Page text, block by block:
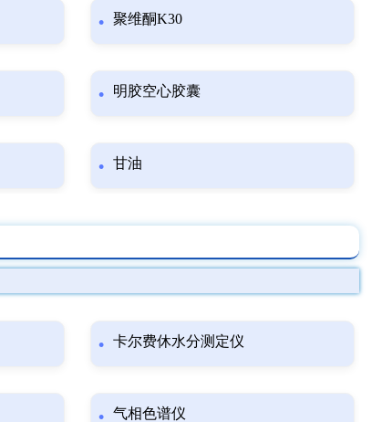
聚维酮K30
明胶空心胶囊
甘油
卡尔费休水分测定仪
气相色谱仪